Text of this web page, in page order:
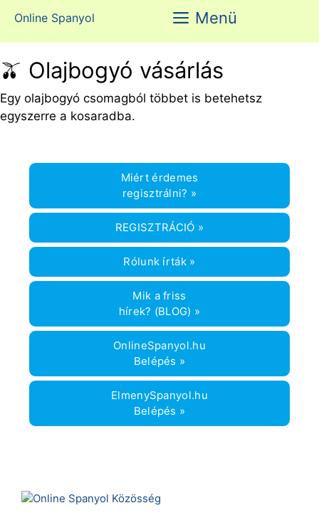
tartalomba
Online Spanyol Menü
🫒 Olajbogyó vásárlás
Egy olajbogyó csomagból többet is betehetsz
egyszerre a kosaradba.
Miért érdemes
regisztrálni? »
REGISZTRÁCIÓ »
Rólunk írták »
Mik a friss
hírek? (BLOG) »
OnlineSpanyol.hu
Belépés »
ElmenySpanyol.hu
Belépés »